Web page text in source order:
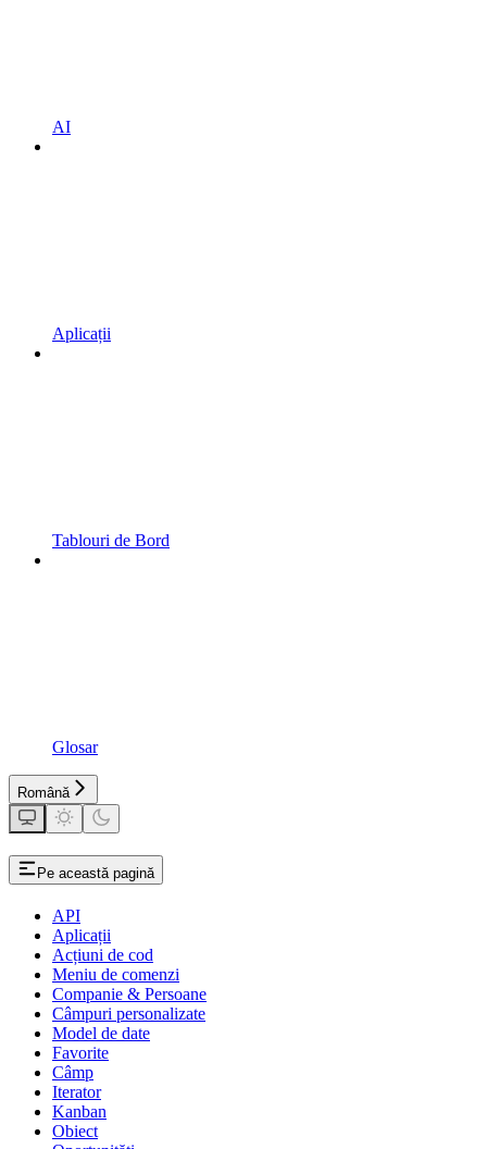
AI
Aplicații
Tablouri de Bord
Glosar
Română
Pe această pagină
API
Aplicații
Acțiuni de cod
Meniu de comenzi
Companie & Persoane
Câmpuri personalizate
Model de date
Favorite
Câmp
Iterator
Kanban
Obiect